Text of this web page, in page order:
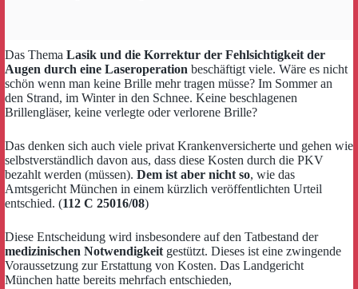
Das Thema Lasik und die Korrektur der Fehlsichtigkeit der
Augen durch eine Laseroperation beschäftigt viele. Wäre es nicht
schön wenn man keine Brille mehr tragen müsse? Im Sommer an
den Strand, im Winter in den Schnee. Keine beschlagenen
Brillengläser, keine verlegte oder verlorene Brille?
Das denken sich auch viele privat Krankenversicherte und gehen wie
selbstverständlich davon aus, dass diese Kosten durch die PKV
bezahlt werden (müssen). Dem ist aber nicht so, wie das
Amtsgericht München in einem kürzlich veröffentlichten Urteil
entschied. (112 C 25016/08)
Diese Entscheidung wird insbesondere auf den Tatbestand der
medizinischen Notwendigkeit gestützt. Dieses ist eine zwingende
Voraussetzung zur Erstattung von Kosten. Das Landgericht
München hatte bereits mehrfach entschieden,